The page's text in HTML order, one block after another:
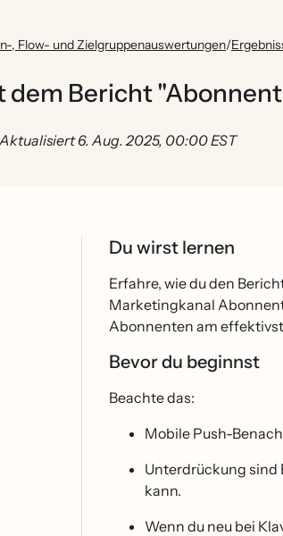
, Flow- und Zielgruppenauswertungen/
dem Bericht
Aktualisiert 6. Aug. 2025, 00:00 EST
Du wirst lernen
Erfahre, wie du den
Marketingkanal
Abonnenten am
Bevor du beginnst
Beachte das:
Mobile Push-
Unterdrückung sind
kann.
Wenn du neu bei